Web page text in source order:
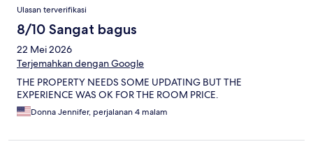
Ulasan terverifikasi
8/10 Sangat bagus
22 Mei 2026
Terjemahkan dengan Google
THE PROPERTY NEEDS SOME UPDATING BUT THE
EXPERIENCE WAS OK FOR THE ROOM PRICE.
Donna Jennifer, perjalanan 4 malam